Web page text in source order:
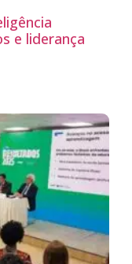
e liderança